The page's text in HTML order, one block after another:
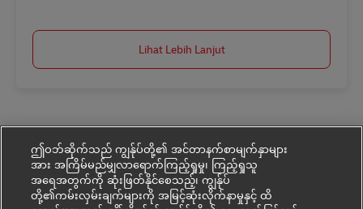
Lihat Lebih Lanjut
ဤဝဘ်ဆိုက်သည် ကျွန်ုပ်တို့၏ အင်တာနက်စာမျက်နှာများ
အား အကြိမ်မည်မျှလာရောက်ကြည့်ရှုမှု၊ ကြည့်ရှုသူ
အရေအတွက်ကို ဆုံးဖြတ်နိုင်စေသည့်၊ ကျွန်ုပ်
တို့၏ကမ်းလှမ်းချက်များကို အမြင့်ဆုံးလိုက်နာမှုနှင့် ထိ